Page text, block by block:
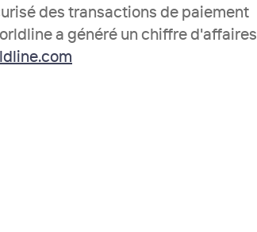
des transactions de paiement
a généré un chiffre d'affaires